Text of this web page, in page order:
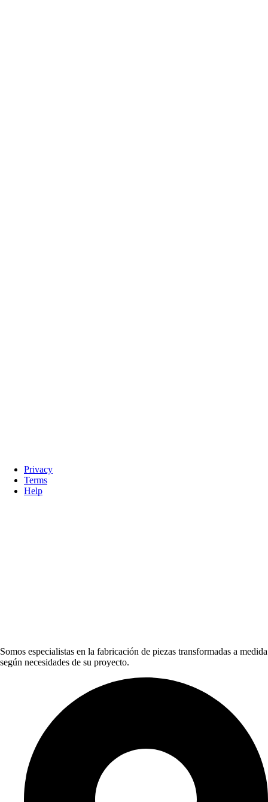
Privacy
Terms
Help
Somos especialistas en la fabricación de piezas transformadas a medida
según necesidades de su proyecto.